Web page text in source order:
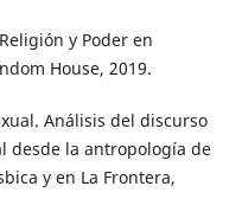
y Poder en
House, 2019.
Análisis del discurso
desde la antropología de
y en La Frontera,